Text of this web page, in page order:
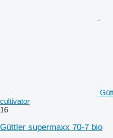
cultivator
16
Güttler supermaxx 70-7 bio